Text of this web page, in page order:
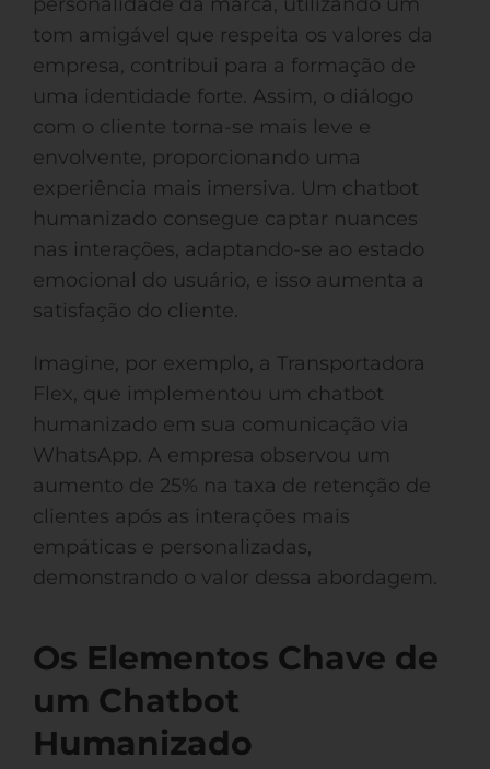
tom amigável que respeita os valores da
empresa, contribui para a formação de
uma identidade forte. Assim, o diálogo
com o cliente torna-se mais leve e
envolvente, proporcionando uma
experiência mais imersiva. Um chatbot
humanizado consegue captar nuances
nas interações, adaptando-se ao estado
emocional do usuário, e isso aumenta a
satisfação do cliente.
Imagine, por exemplo, a Transportadora
Flex, que implementou um chatbot
humanizado em sua comunicação via
WhatsApp. A empresa observou um
aumento de 25% na taxa de retenção de
clientes após as interações mais
empáticas e personalizadas,
demonstrando o valor dessa abordagem.
Os Elementos Chave de
um Chatbot
Humanizado